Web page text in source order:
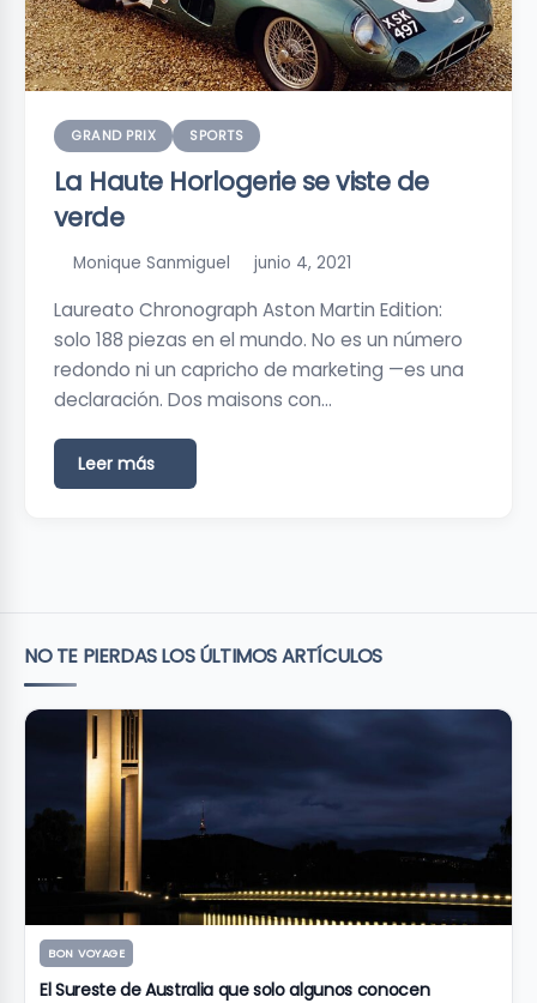
GRAND PRIX SPORTS
La Haute Horlogerie se viste de
verde
Monique Sanmiguel junio 4, 2021
Laureato Chronograph Aston Martin Edition:
solo 188 piezas en el mundo. No es un número
redondo ni un capricho de marketing —es una
declaración. Dos maisons con…
Leer más
NO TE PIERDAS LOS ÚLTIMOS ARTÍCULOS
BON VOYAGE
El Sureste de Australia que solo algunos conocen